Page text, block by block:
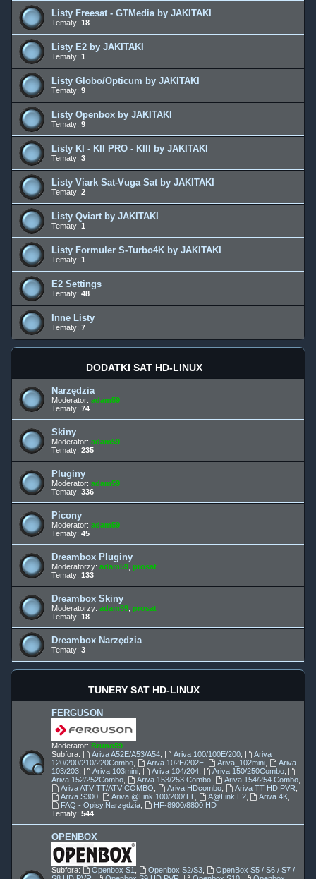
Listy Freesat - GTMedia by JAKITAKI
Tematy: 18
Listy E2 by JAKITAKI
Tematy: 1
Listy Globo/Opticum by JAKITAKI
Tematy: 9
Listy Openbox by JAKITAKI
Tematy: 9
Listy KI - KII PRO - KIII by JAKITAKI
Tematy: 3
Listy Viark Sat-Vuga Sat by JAKITAKI
Tematy: 2
Listy Qviart by JAKITAKI
Tematy: 1
Listy Formuler S-Turbo4K by JAKITAKI
Tematy: 1
E2 Settings
Tematy: 48
Inne Listy
Tematy: 7
DODATKI SAT HD-LINUX
Narzędzia
Moderator: adam59
Tematy: 74
Skiny
Moderator: adam59
Tematy: 235
Pluginy
Moderator: adam59
Tematy: 336
Picony
Moderator: adam59
Tematy: 45
Dreambox Pluginy
Moderatorzy: adam59 prosat
Tematy: 133
Dreambox Skiny
Moderatorzy: adam59 prosat
Tematy: 18
Dreambox Narzędzia
Tematy: 3
TUNERY SAT HD-LINUX
FERGUSON
Moderator: Bruno59
Subfora:
Ariva A52E/A53/A54, Ariva 100/100E/200,
Ariva
120/200/210/220Combo
Ariva 102E/202E, Ariva_102mini,
Ariva
103/203
Ariva 103mini, Ariva 104/204, Ariva 150/250Combo,
Ariva 152/252Combo
Ariva 153/253 Combo, Ariva 154/254 Combo,
Ariva ATV TT/ATV COMBO
Ariva HDcombo, Ariva TT HD PVR
Ariva S300, Ariva @Link 100/200/TT, A@Link E2, Ariva 4K
FAQ - Opisy,Narzędzia,
HF-8900/8800 HD
Tematy: 544
OPENBOX
Subfora: Openbox S1 Openbox S2/S3,
OpenBox S5 / S6 / S7 /